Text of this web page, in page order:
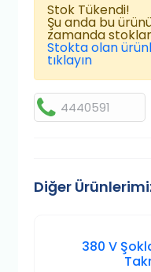
Stok Tükendi!
Şu anda bu
zamanda
Stokta olan
tıklayın
4440591
Diğer
380 V